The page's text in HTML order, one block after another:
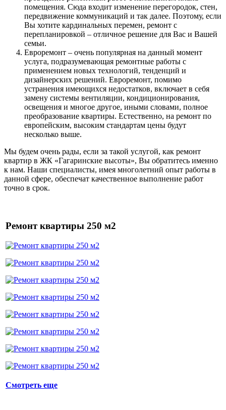
помещения. Сюда входит изменение перегородок, стен,
передвижение коммуникаций и так далее. Поэтому, если
Вы хотите кардинальных перемен, ремонт с
перепланировкой – отличное решение для Вас и Вашей
семьи.
Евроремонт – очень популярная на данный момент
услуга, подразумевающая ремонтные работы с
применением новых технологий, тенденций и
дизайнерских решений. Евроремонт, помимо
устранения имеющихся недостатков, включает в себя
замену системы вентиляции, кондиционирования,
освещения и многое другое, иными словами, полное
преобразование квартиры. Естественно, на ремонт по
европейским, высоким стандартам цены будут
несколько выше.
Мы будем очень рады, если за такой услугой, как ремонт
квартир в ЖК «Гагаринские высоты», Вы обратитесь именно
к нам. Наши специалисты, имея многолетний опыт работы в
данной сфере, обеспечат качественное выполнение работ
точно в срок.
Ремонт квартиры 250 м2
Смотреть еще